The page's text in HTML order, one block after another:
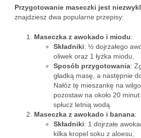
Przygotowanie maseczki jest
znajdziesz dwa popularne przepisy:
Maseczka z awokado i miodu:
Składniki: ½ dojrzałego
oliwek oraz 1 łyżka miodu,
Sposób przygotowania:
gładką masę, a następnie
Nałóż tę mieszankę na
pozostaw na około 20
spłucz letnią wodą.
Maseczka z awokado i banana:
Składniki: 1 dojrzałe
kilka kropel soku z aloesu,